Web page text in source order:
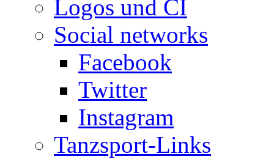
Logos und CI
Social networks
Facebook
Twitter
Instagram
Tanzsport-Links